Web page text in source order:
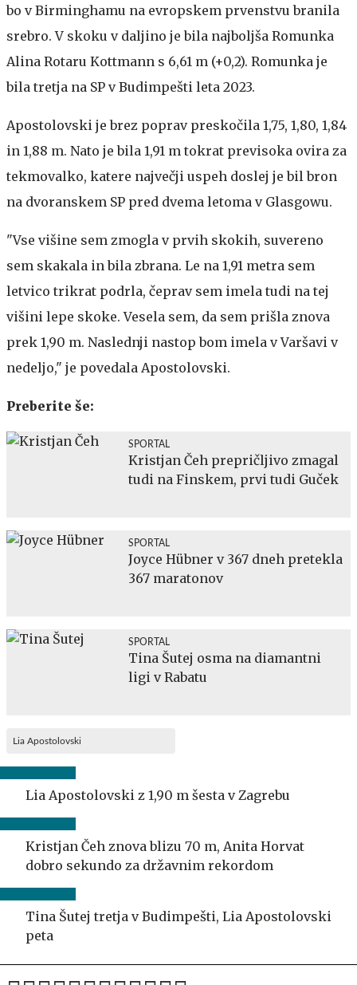
bo v Birminghamu na evropskem prvenstvu branila
srebro. V skoku v daljino je bila najboljša Romunka
Alina Rotaru Kottmann s 6,61 m (+0,2). Romunka je
bila tretja na SP v Budimpešti leta 2023.
Apostolovski je brez poprav preskočila 1,75, 1,80, 1,84
in 1,88 m. Nato je bila 1,91 m tokrat previsoka ovira za
tekmovalko, katere največji uspeh doslej je bil bron
na dvoranskem SP pred dvema letoma v Glasgowu.
"Vse višine sem zmogla v prvih skokih, suvereno
sem skakala in bila zbrana. Le na 1,91 metra sem
letvico trikrat podrla, čeprav sem imela tudi na tej
višini lepe skoke. Vesela sem, da sem prišla znova
prek 1,90 m. Naslednji nastop bom imela v Varšavi v
nedeljo," je povedala Apostolovski.
Preberite še:
SPORTAL
Kristjan Čeh prepričljivo zmagal
tudi na Finskem, prvi tudi Guček
SPORTAL
Joyce Hübner v 367 dneh pretekla
367 maratonov
SPORTAL
Tina Šutej osma na diamantni
ligi v Rabatu
Lia Apostolovski
Lia Apostolovski z 1,90 m šesta v Zagrebu
Kristjan Čeh znova blizu 70 m, Anita Horvat
dobro sekundo za državnim rekordom
Tina Šutej tretja v Budimpešti, Lia Apostolovski
peta